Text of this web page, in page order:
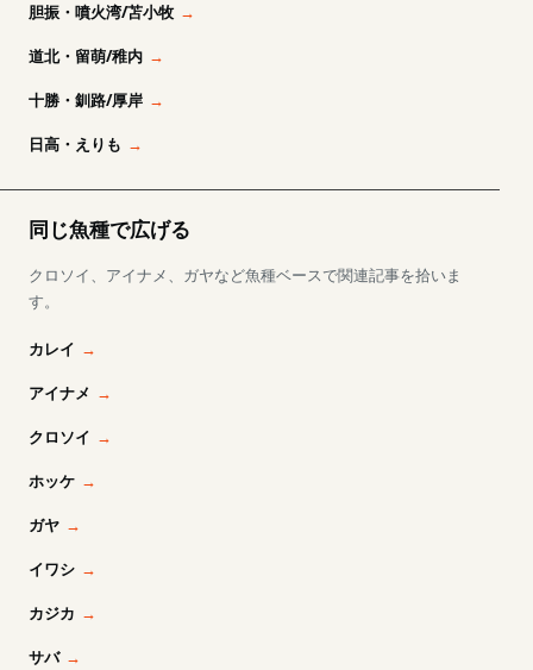
胆振・噴火湾/苫小牧
道北・留萌/稚内
十勝・釧路/厚岸
日高・えりも
同じ魚種で広げる
クロソイ、アイナメ、ガヤなど魚種ベースで関連記事を拾いま
す。
カレイ
アイナメ
クロソイ
ホッケ
ガヤ
イワシ
カジカ
サバ